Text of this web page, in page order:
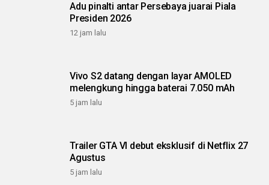
Adu pinalti antar Persebaya juarai Piala
Presiden 2026
12 jam lalu
Vivo S2 datang dengan layar AMOLED
melengkung hingga baterai 7.050 mAh
5 jam lalu
Trailer GTA VI debut eksklusif di Netflix 27
Agustus
5 jam lalu